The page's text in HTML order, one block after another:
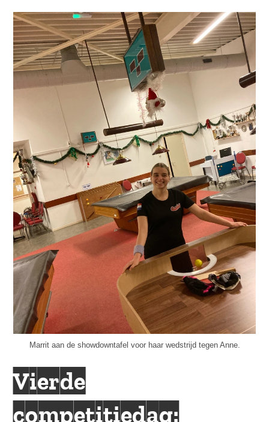
Marrit aan de showdowntafel voor haar wedstrijd tegen Anne.
Vierde
competitiedag: